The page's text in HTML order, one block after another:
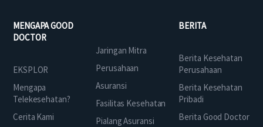
MENGAPA GOOD
DOCTOR
EKSPLOR
Mengapa
Telekesehatan?
Cerita Kami
Jaringan Mitra
Perusahaan
Asuransi
Fasilitas Kesehatan
Pialang Asuransi
BERITA
Berita Kesehatan
Perusahaan
Berita Kesehatan
Pribadi
Berita Good Doctor